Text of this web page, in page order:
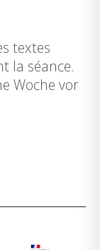
textes
la séance.
Woche vor